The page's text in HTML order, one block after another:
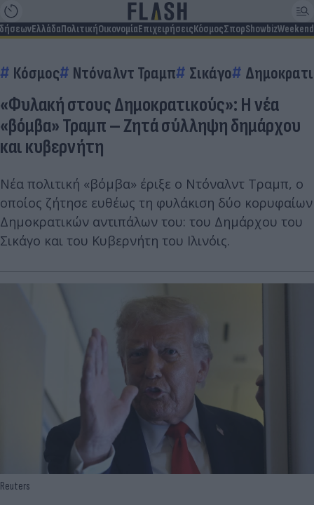
ΕλλάδαΠολιτικήΟικονομίαΕπιχειρήσειςΚόσμοςΣπορShowbizWeekend
Κόσμος Ντόναλντ Τραμπ Σικάγο
«Φυλακή στους Δημοκρατικούς»: Η νέα
«βόμβα» Τραμπ – Ζητά σύλληψη δημάρχου
και κυβερνήτη
Νέα πολιτική «βόμβα» έριξε ο Ντόναλντ Τραμπ, ο
οποίος ζήτησε ευθέως τη φυλάκιση δύο κορυφαίων
Δημοκρατικών αντιπάλων του: του Δημάρχου του
Σικάγο και του Κυβερνήτη του Ιλινόις.
Reuters